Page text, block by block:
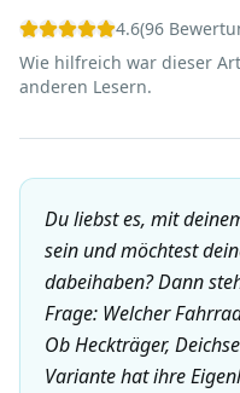
4.6(96
Wie hilfreich war dieser
anderen Lesern.
Du liebst es, mit
sein und möchtest
dabeihaben? Dann
Frage: Welcher
Ob Heckträger,
Variante hat ihre